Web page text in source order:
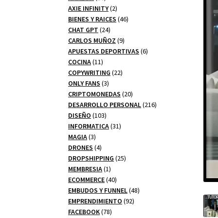
productos
AXIE INFINITY 22
productos
BIENES Y RAICES 4646
CHAT GPT 2424
productos
CARLOS MUÑOZ 99
productos
APUESTAS DEPORTIVAS 66
COCINA 1111
productos
COPYWRITING 2222
ONLY FANS 33
productos
CRIPTOMONEDAS 2020
productos
DESARROLLO PERSONAL 216216
DISEÑO 103103
productos
INFORMATICA 3131
MAGIA 33
productos
DRONES 44
productos
DROPSHIPPING 2525
MEMBRESIA 11
producto
ECOMMERCE 4040
productos
EMBUDOS Y FUNNEL 4848
EMPRENDIMIENTO 9292
FACEBOOK 7878